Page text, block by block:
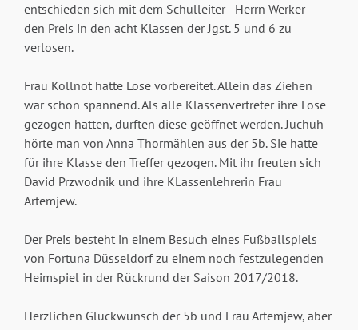
entschieden sich mit dem Schulleiter - Herrn Werker -
den Preis in den acht Klassen der Jgst. 5 und 6 zu
verlosen.
Frau Kollnot hatte Lose vorbereitet. Allein das Ziehen
war schon spannend. Als alle Klassenvertreter ihre Lose
gezogen hatten, durften diese geöffnet werden. Juchuh
hörte man von Anna Thormählen aus der 5b. Sie hatte
für ihre Klasse den Treffer gezogen. Mit ihr freuten sich
David Przwodnik und ihre KLassenlehrerin Frau
Artemjew.
Der Preis besteht in einem Besuch eines Fußballspiels
von Fortuna Düsseldorf zu einem noch festzulegenden
Heimspiel in der Rückrund der Saison 2017/2018.
Herzlichen Glückwunsch der 5b und Frau Artemjew, aber